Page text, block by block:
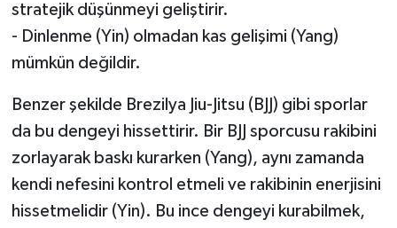
stratejik düşünmeyi geliştirir.
- Dinlenme (Yin) olmadan kas gelişimi (Yang)
mümkün değildir.
Benzer şekilde Brezilya Jiu-Jitsu (BJJ) gibi sporlar
da bu dengeyi hissettirir. Bir BJJ sporcusu rakibini
zorlayarak baskı kurarken (Yang), aynı zamanda
kendi nefesini kontrol etmeli ve rakibinin enerjisini
hissetmelidir (Yin). Bu ince dengeyi kurabilmek,